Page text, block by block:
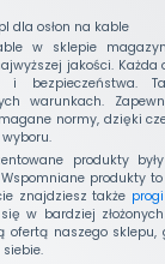
dla osłon na kable
w sklepie
jakości. Każda
i bezpieczeństwa.
warunkach.
normy, dzięki
produkty
produkty
znajdziesz także
w bardziej
ofertą naszego